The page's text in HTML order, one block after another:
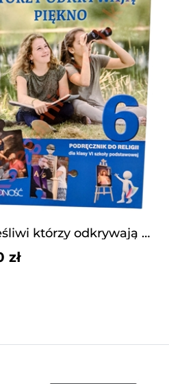
Szczęśliwi którzy odkrywają piękno.kl 6 podręcznik
zł